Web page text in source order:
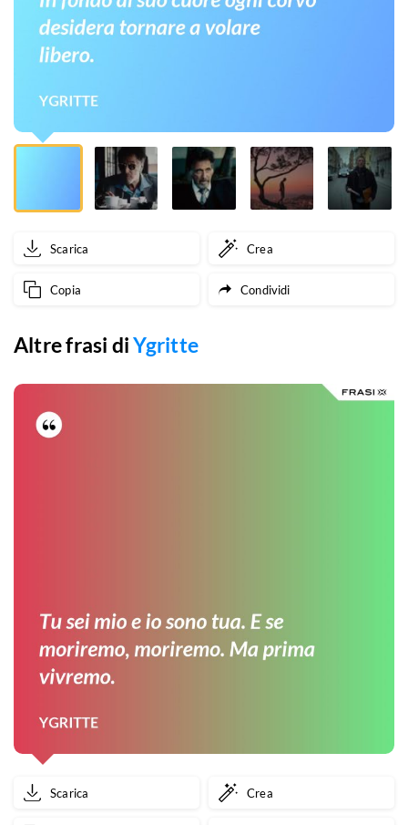
desidera
tornare
volare
Scarica Crea
Copia Condividi
Altre frasi diYgritte
Scarica Crea